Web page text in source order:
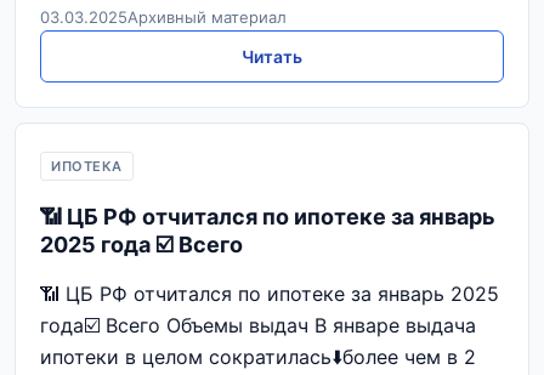
03.03.2025Архивный материал
Читать
ИПОТЕКА
📶 ЦБ РФ отчитался по ипотеке за январь
2025 года ☑️ Всего
📶 ЦБ РФ отчитался по ипотеке за январь 2025
года☑️ Всего Объемы выдач В январе выдача
ипотеки в целом сократилась⬇️более чем в 2